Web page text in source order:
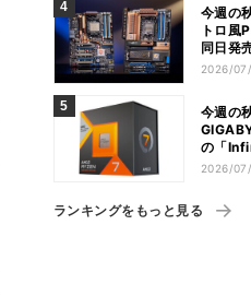
今週の
トロ風
同日発
ーも登
2026/
今週の
の「
調の
2026/
ランキングをもっと見る